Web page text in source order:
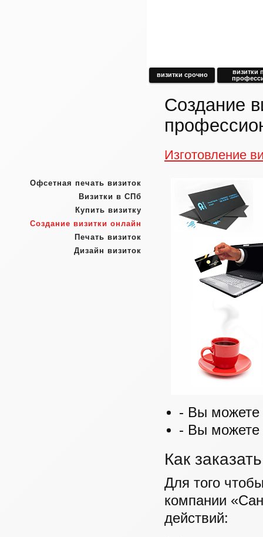
визитки срочно
визитки
Офсетная печать визиток
Визитки в СПб
Купить визитку
Создание визитки онлайн
Печать визиток
Дизайн визиток
Создание
Изготовление
- Вы можете
- Вы можете
Как
Для того
компании
действий: